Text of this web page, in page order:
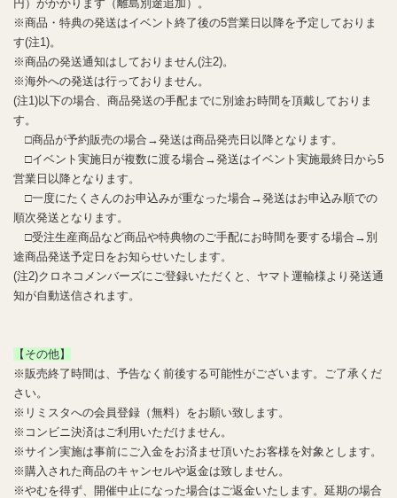
円）がかかります（離島別途追加）。
※商品・特典の発送はイベント終了後の5営業日以降を予定しておりま
す(注1)。
※商品の発送通知はしておりません(注2)。
※海外への発送は行っておりません。
(注1)以下の場合、商品発送の手配までに別途お時間を頂戴しておりま
す。
□商品が予約販売の場合→発送は商品発売日以降となります。
□イベント実施日が複数に渡る場合→発送はイベント実施最終日から5
営業日以降となります。
□一度にたくさんのお申込みが重なった場合→発送はお申込み順での
順次発送となります。
□受注生産商品など商品や特典物のご手配にお時間を要する場合→別
途商品発送予定日をお知らせいたします。
(注2)クロネコメンバーズにご登録いただくと、ヤマト運輸様より発送通
知が自動送信されます。
【その他】
※販売終了時間は、予告なく前後する可能性がございます。ご了承くだ
さい。
※リミスタへの会員登録（無料）をお願い致します。
※コンビニ決済はご利用いただけません。
※サイン実施は事前にご入金をお済ませ頂いたお客様を対象とします。
※購入された商品のキャンセルや返金は致しません。
※やむを得ず、開催中止になった場合はご返金いたします。延期の場合